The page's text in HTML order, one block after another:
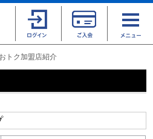
おトク加盟店紹介